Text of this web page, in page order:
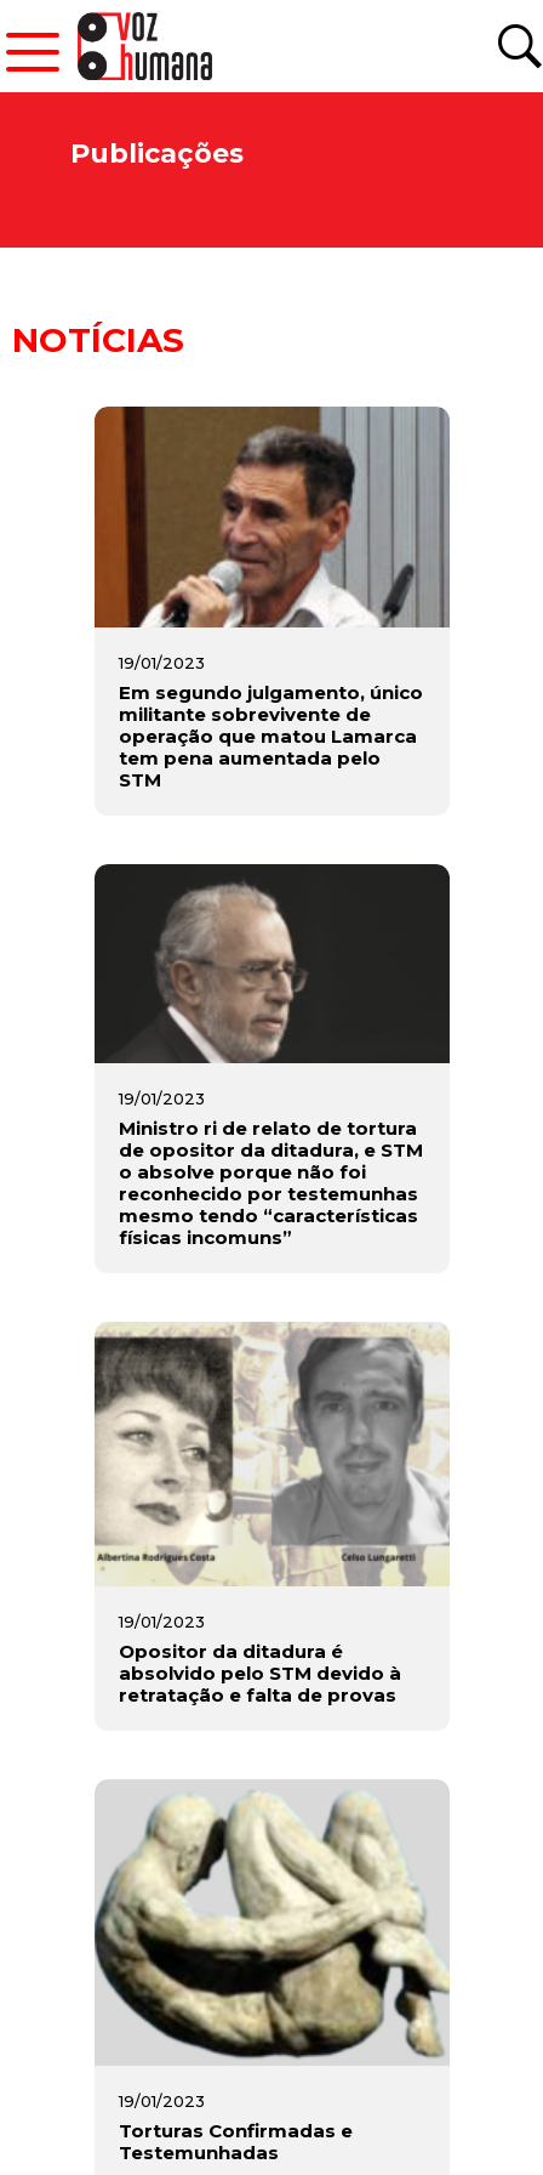
Publicações
NOTÍCIAS
19/01/2023
Em segundo julgamento, único
militante sobrevivente de
operação que matou Lamarca
tem pena aumentada pelo
STM
19/01/2023
Ministro ri de relato de tortura
de opositor da ditadura, e STM
o absolve porque não foi
reconhecido por testemunhas
mesmo tendo “características
físicas incomuns”
19/01/2023
Opositor da ditadura é
absolvido pelo STM devido à
retratação e falta de provas
19/01/2023
Torturas Confirmadas e
Testemunhadas